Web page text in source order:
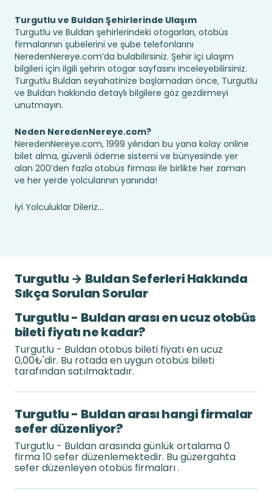
Turgutlu ve Buldan Şehirlerinde Ulaşım
Turgutlu ve Buldan şehirlerindeki otogarları, otobüs
firmalarının şubelerini ve şube telefonlarını
NeredenNereye.com’da bulabilirsiniz. Şehir içi ulaşım
bilgileri için ilgili şehrin otogar sayfasını inceleyebilirsiniz.
Turgutlu Buldan seyahatinize başlamadan önce, Turgutlu
ve Buldan hakkında detaylı bilgilere göz gezdirmeyi
unutmayın.
Neden NeredenNereye.com?
NeredenNereye.com, 1999 yılından bu yana kolay online
bilet alma, güvenli ödeme sistemi ve bünyesinde yer
alan 200’den fazla otobüs firması ile birlikte her zaman
ve her yerde yolcularının yanında!
İyi Yolculuklar Dileriz...
Turgutlu → Buldan Seferleri Hakkında
Sıkça Sorulan Sorular
Turgutlu - Buldan arası en ucuz otobüs
bileti fiyatı ne kadar?
Turgutlu - Buldan otobüs bileti fiyatı en ucuz
0,00₺'dir. Bu rotada en uygun otobüs bileti
tarafından satılmaktadır.
Turgutlu - Buldan arası hangi firmalar
sefer düzenliyor?
Turgutlu - Buldan arasında günlük ortalama 0
firma 10 sefer düzenlemektedir. Bu güzergahta
sefer düzenleyen otobüs firmaları .